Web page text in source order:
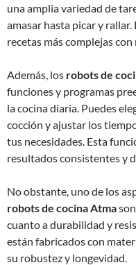
una amplia variedad de
amasar hasta picar y
recetas más complejas
Además, los robots de
funciones y programas
la cocina diaria. Puedes
cocción y ajustar los
tus necesidades. Esta
resultados consistentes y
No obstante, uno de los
robots de cocina Atma
cuanto a durabilidad y
están fabricados con
su robustez y longevidad.